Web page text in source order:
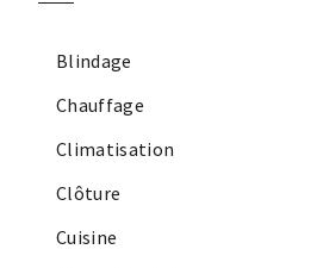
Blindage
Chauffage
Climatisation
Clôture
Cuisine